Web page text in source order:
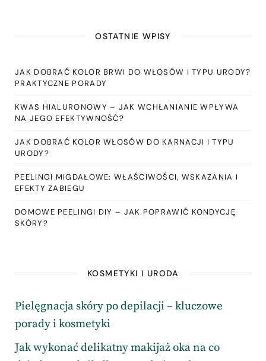
OSTATNIE WPISY
JAK DOBRAĆ KOLOR BRWI DO WŁOSÓW I TYPU URODY?
PRAKTYCZNE PORADY
KWAS HIALURONOWY – JAK WCHŁANIANIE WPŁYWA
NA JEGO EFEKTYWNOŚĆ?
JAK DOBRAĆ KOLOR WŁOSÓW DO KARNACJI I TYPU
URODY?
PEELINGI MIGDAŁOWE: WŁAŚCIWOŚCI, WSKAZANIA I
EFEKTY ZABIEGU
DOMOWE PEELINGI DIY – JAK POPRAWIĆ KONDYCJĘ
SKÓRY?
KOSMETYKI I URODA
Pielęgnacja skóry po depilacji – kluczowe
porady i kosmetyki
Jak wykonać delikatny makijaż oka na co